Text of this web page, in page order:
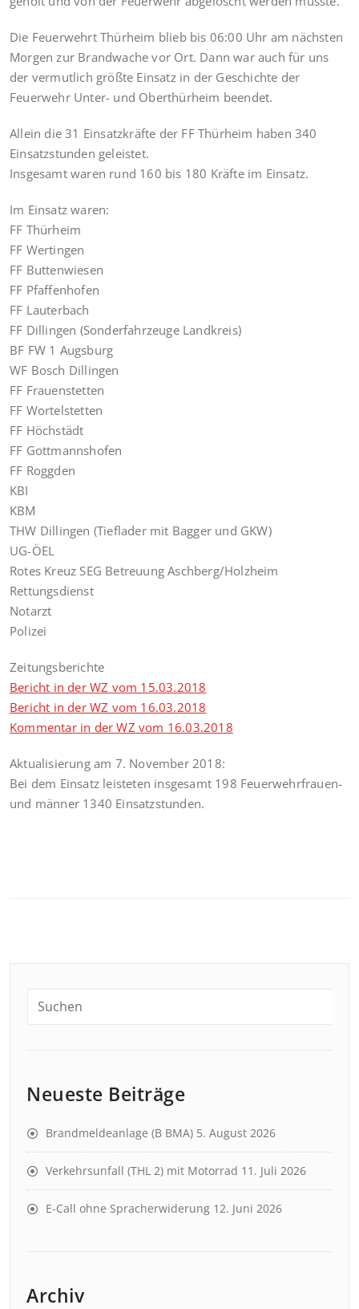
Die Feuerwehrt Thürheim blieb bis 06:00 Uhr am nächsten
Morgen zur Brandwache vor Ort. Dann war auch für uns
der vermutlich größte Einsatz in der Geschichte der
Feuerwehr Unter- und Oberthürheim beendet.
Allein die 31 Einsatzkräfte der FF Thürheim haben 340
Einsatzstunden geleistet.
Insgesamt waren rund 160 bis 180 Kräfte im Einsatz.
Im Einsatz waren:
FF Thürheim
FF Wertingen
FF Buttenwiesen
FF Pfaffenhofen
FF Lauterbach
FF Dillingen (Sonderfahrzeuge Landkreis)
BF FW 1 Augsburg
WF Bosch Dillingen
FF Frauenstetten
FF Wortelstetten
FF Höchstädt
FF Gottmannshofen
FF Roggden
KBI
KBM
THW Dillingen (Tieflader mit Bagger und GKW)
UG-ÖEL
Rotes Kreuz SEG Betreuung Aschberg/Holzheim
Rettungsdienst
Notarzt
Polizei
Zeitungsberichte
Bericht in der WZ vom 15.03.2018
Bericht in der WZ vom 16.03.2018
Kommentar in der WZ vom 16.03.2018
Aktualisierung am 7. November 2018:
Bei dem Einsatz leisteten insgesamt 198 Feuerwehrfrauen-
und männer 1340 Einsatzstunden.
Neueste Beiträge
Brandmeldeanlage (B BMA) 5. August 2026
Verkehrsunfall (THL 2) mit Motorrad 11. Juli 2026
E-Call ohne Spracherwiderung 12. Juni 2026
Archiv